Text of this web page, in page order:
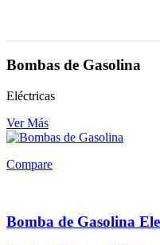
Bombas de Gasolina
Eléctricas
Ver Más
Compare
Bomba de Gasolina